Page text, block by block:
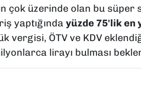
çok üzerinde olan bu süper
yaptığında yüzde 75'lik en
vergisi, ÖTV ve KDV
lirayı bulması